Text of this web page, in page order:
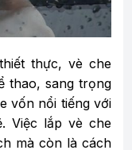
thực, vè che
thao, sang trọng
vốn nổi tiếng với
Việc lắp vè che
mà còn là cách